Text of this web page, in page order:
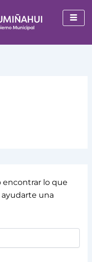
encontrar lo que
una